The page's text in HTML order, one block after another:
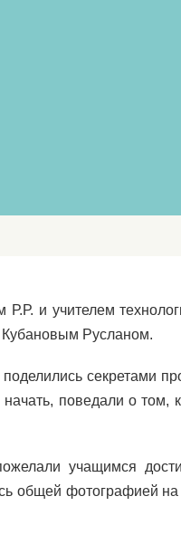
и учителем
Кубановым Русланом.
секретами
поведали о том,
учащимся
общей фотографией